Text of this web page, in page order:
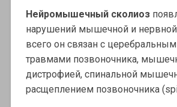
Нейромышечный сколиоз
нарушений мышечной и нервной
всего он связан с
травмами позвоночника,
дистрофией, спинальной
расщеплением позвоночника